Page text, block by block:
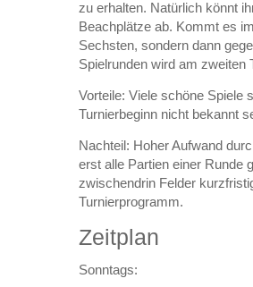
zu erhalten. Natürlich könnt
Beachplätze ab. Kommt es
Sechsten, sondern dann
Spielrunden wird am zweiten
Vorteile: Viele schöne Spiele
Turnierbeginn nicht bekannt
Nachteil: Hoher Aufwand
erst alle Partien einer Runde
zwischendrin Felder
Turnierprogramm.
Zeitplan
Sonntags: